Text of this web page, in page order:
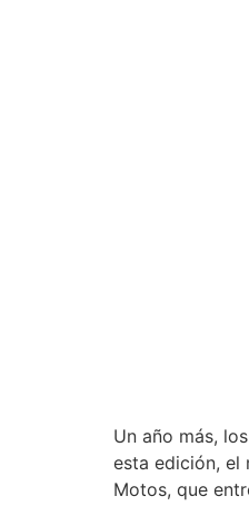
Un año más,
esta edición, el
Motos, que